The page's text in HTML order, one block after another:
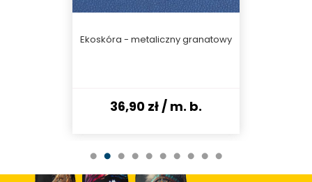
Ekoskóra - metaliczny granatowy
36,90 zł/ m. b.